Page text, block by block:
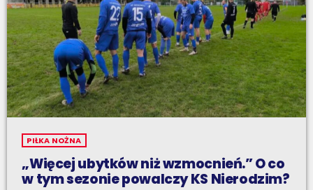
PIŁKA NOŻNA
„Więcej ubytków niż wzmocnień.” O co
w tym sezonie powalczy KS Nierodzim?